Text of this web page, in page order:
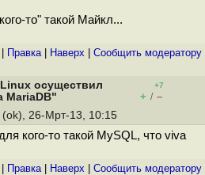
то" такой Майкл...
Правка| Наверх Cообщить модератору
осуществил
MariaDB"
+7
+ / –
(ok), 26-Мрт-13, 10:15
кого-то такой MySQL, что viva
Правка| Наверх Cообщить модератору